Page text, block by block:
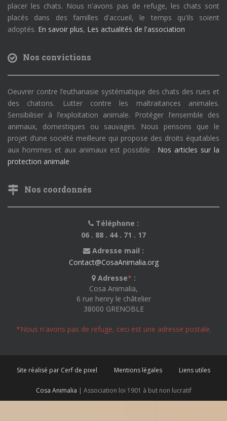
placer les chats. Nous n'avons pas de refuge, les chats sont
placés dans des familles d'accueil, le temps qu'ils soient
adoptés. En savoir plus, Les actualités de l'association
Nos convictions
Oeuvrer contre l’euthanasie systématique des chats des rues et
des chatons. Lutter contre les maltraitances animales.
Sensibiliser à l’exploitation animale. Protéger l’ensemble des
animaux, domestiques ou sauvages. Nous pensons que le
projet d’une société meilleure qui propose des droits équitables
aux hommes et aux animaux est possible . Nos articles sur la
protection animale
Nos coordonnés
Téléphone :
06 . 88 . 44 . 71 . 17
Adresse mail :
Contact@CosaAnimalia.org
Adresse* :
Cosa Animalia,
6 rue henry le châtelier
38000 GRENOBLE
*Nous n'avons pas de refuge, ceci est une adresse postale.
Site réalisé par Cerf de pixel Mentions légales Liens utiles
Cosa Animalia | Association loi 1901 à but non lucratif